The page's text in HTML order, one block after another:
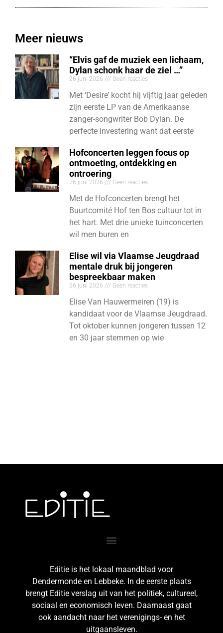
Meer nieuws
“Elvis gaf de muziek een lichaam,
Dylan schonk haar de ziel …”
26 juni 2026 Geen reacties
Met ‘Desire’ kocht hij vijftig jaar geleden
zijn eerste LP van de Amerikaanse
zanger-songwriter Bob Dylan. De
perfecte investering want dat eerste
Hofconcerten leggen focus op
ontmoeting, ontdekking en
ontroering
26 juni 2026 Geen reacties
Met de Hofconcerten brengt het
Buurtcomité Hof ten Bos cultuur tot in
het hart. Met drie unieke tuinconcerten
wil men buren en
Elise wil via Vlaamse Jeugdraad
mentale druk bij jongeren
bespreekbaar maken
26 juni 2026 Geen reacties
Elise Van Hauwermeiren (19) is
kandidaat voor de Vlaamse Jeugdraad.
Tot oktober kunnen jongeren tussen 12
en 30 jaar stemmen op wie
Editie is het lokaal maandblad voor
Dendermonde en Lebbeke. In de eerste plaats
brengt Editie verslag uit van het politiek, cultureel,
sociaal en economisch leven. Daarnaast gaat
ook aandacht naar het verenigings- en het
uitgaansleven.